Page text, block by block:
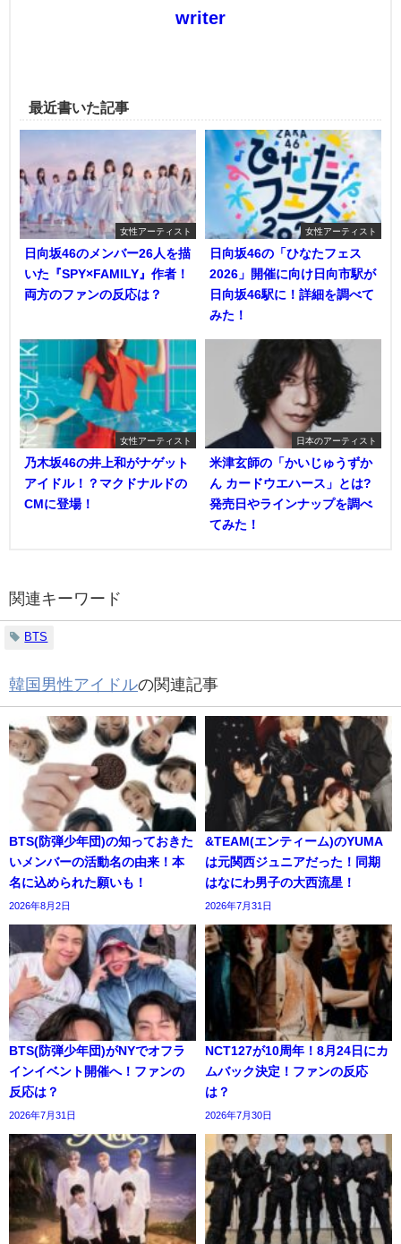
writer
最近書いた記事
女性アーティスト
日向坂46のメンバー26人を描
いた『SPY×FAMILY』作者！
両方のファンの反応は？
女性アーティスト
日向坂46の「ひなたフェス
2026」開催に向け日向市駅が
日向坂46駅に！詳細を調べて
みた！
女性アーティスト
乃木坂46の井上和がナゲット
アイドル！？マクドナルドの
CMに登場！
日本のアーティスト
米津玄師の「かいじゅうずか
ん カードウエハース」とは?
発売日やラインナップを調べ
てみた！
関連キーワード
BTS
韓国男性アイドルの関連記事
BTS(防弾少年団)の知っておきた
いメンバーの活動名の由来！本
名に込められた願いも！
2026年8月2日
&TEAM(エンティーム)のYUMA
は元関西ジュニアだった！同期
はなにわ男子の大西流星！
2026年7月31日
BTS(防弾少年団)がNYでオフラ
インイベント開催へ！ファンの
反応は？
2026年7月31日
NCT127が10周年！8月24日にカ
ムバック決定！ファンの反応
は？
2026年7月30日